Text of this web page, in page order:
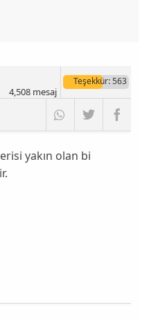
Teşekkür: 563
4,508mesaj
yakın olan bi